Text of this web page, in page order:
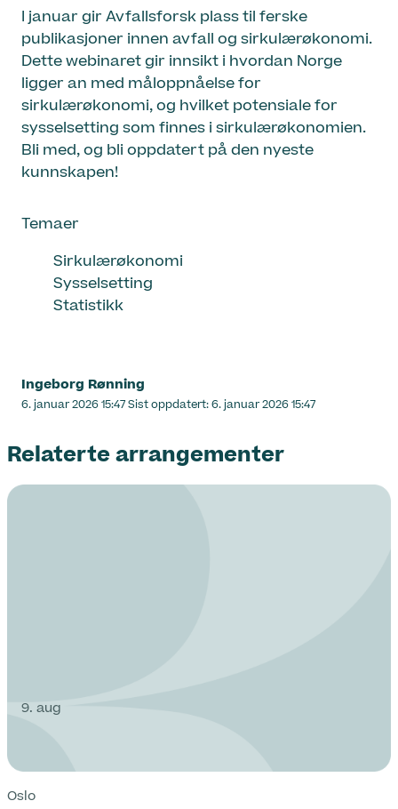
I januar gir Avfallsforsk plass til ferske
publikasjoner innen avfall og sirkulærøkonomi.
Dette webinaret gir innsikt i hvordan Norge
ligger an med måloppnåelse for
sirkulærøkonomi, og hvilket potensiale for
sysselsetting som finnes i sirkulærøkonomien.
Bli med, og bli oppdatert på den nyeste
kunnskapen!
Temaer
Sirkulærøkonomi
Sysselsetting
Statistikk
Ingeborg Rønning
Lagt
6. januar 2026 15:47Sist oppdatert:6. januar 2026 15:47
Relaterte arrangementer
9. aug
Oslo